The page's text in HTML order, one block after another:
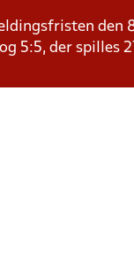
den
5:5, der spilles